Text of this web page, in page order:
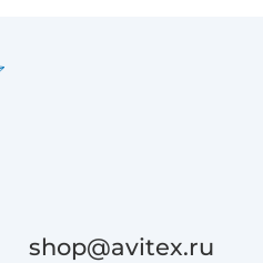
shop@avitex.ru